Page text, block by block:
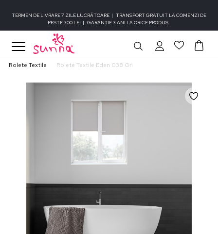
TERMEN DE LIVRARE 7 ZILE LUCRĂTOARE | TRANSPORT GRATUIT LA COMENZI DE
PESTE 300 LEI | GARANȚIE 3 ANI LA ORICE PRODUS
Rolete Textile Rolete Textile Eden 038 Gri